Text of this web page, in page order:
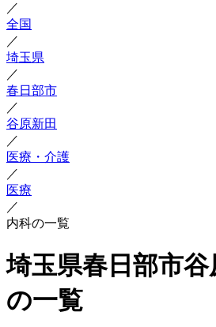
／
全国
／
埼玉県
／
春日部市
／
谷原新田
／
医療・介護
／
医療
／
内科の一覧
埼玉県春日部市
の一覧